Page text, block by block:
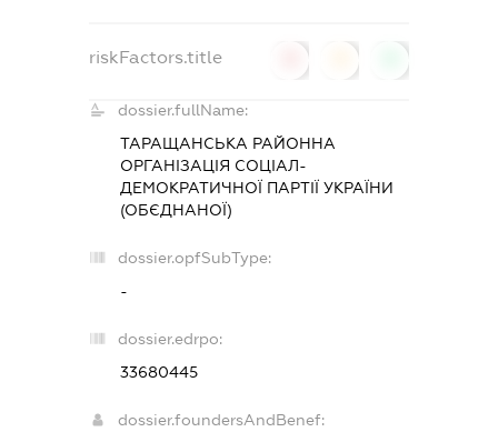
riskFactors.title
dossier.fullName:
ТАРАЩАНСЬКА РАЙОННА
ОРГАНІЗАЦІЯ СОЦІАЛ-
ДЕМОКРАТИЧНОЇ ПАРТІЇ УКРАЇНИ
(ОБЄДНАНОЇ)
dossier.opfSubType:
-
dossier.edrpo:
33680445
dossier.foundersAndBenef: